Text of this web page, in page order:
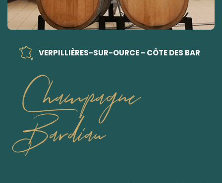
VERPILLIÈRES-SUR-OURCE - CÔTE DES BAR
Champagne
Bardiau